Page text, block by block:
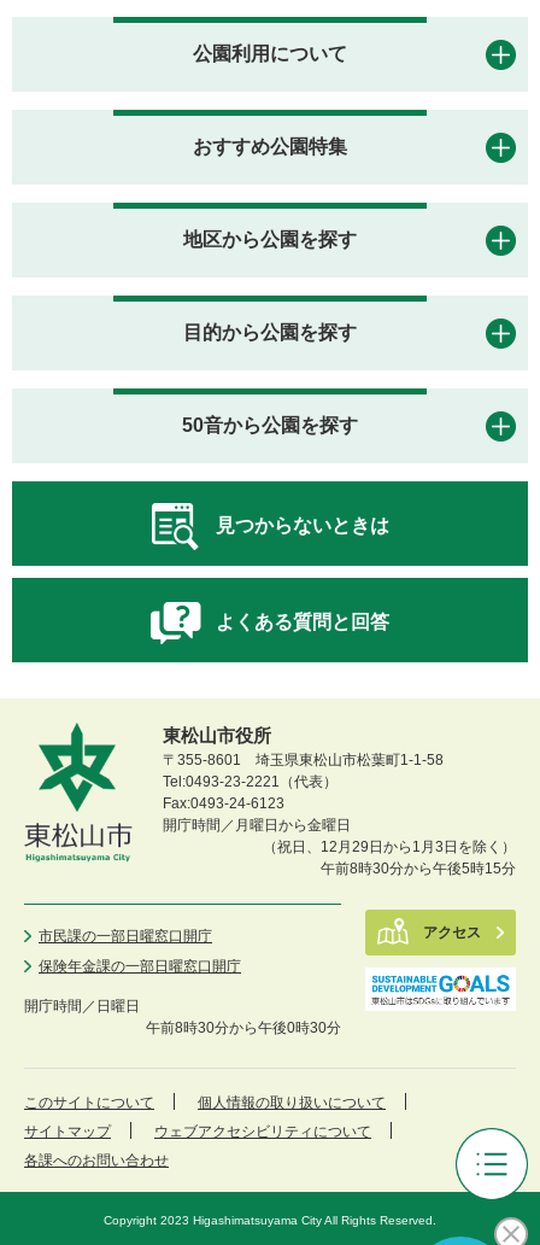
ひ
公園利用について
おすすめ公園特集
地区から公園を探す
目的から公園を探す
50音から公園を探す
見つからないときは
よくある質問と回答
東松山市役所
〒355-8601 埼玉県東松山市松葉町1-1-58
Tel:0493-23-2221（代表）
Fax:0493-24-6123
開庁時間／月曜日から金曜日
（祝日、12月29日から1月3日を除く）
午前8時30分から午後5時15分
市民課の一部日曜窓口開庁
保険年金課の一部日曜窓口開庁
開庁時間／ 日曜日
午前8時30分から午後0時30分
アクセス
このサイトについて
個人情報の取り扱いについて
サイトマップ
ウェブアクセシビリティについて
各課へのお問い合わせ
Copyright 2023 Higashimatsuyama City All Rights Reserved.